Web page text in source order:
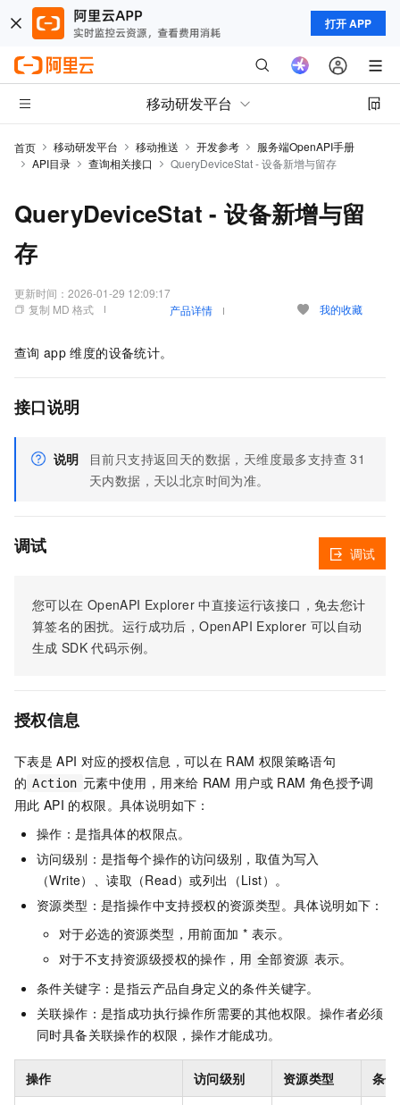
打开 APP
移动研发平台
首页 移动研发平台 移动推送 开发参考
服务端OpenAPI手册
API目录
查询相关接口 QueryDeviceStat - 设备新增与留存
QueryDeviceStat - 设备新增与留
存
更新时间： 2026-01-29 12:09:17
复制 MD 格式
产品详情 我的收藏
查询 app 维度的设备统计。
接口说明
说明
目前只支持返回天的数据，天维度最多支持查 31
天内数据，天以北京时间为准。
调试
您可以在 OpenAPI Explorer 中直接运行该接口，免去您计
算签名的困扰。运行成功后，OpenAPI Explorer 可以自动
生成 SDK 代码示例。
调试
授权信息
下表是 API 对应的授权信息，可以在 RAM 权限策略语句
的 Action 元素中使用，用来给 RAM 用户或 RAM 角色授予调
用此 API 的权限。具体说明如下：
操作：是指具体的权限点。
访问级别：是指每个操作的访问级别，取值为写入
（Write）、读取（Read）或列出（List）。
资源类型：是指操作中支持授权的资源类型。具体说明如下：
对于必选的资源类型，用前面加 * 表示。
对于不支持资源级授权的操作，用 全部资源 表示。
条件关键字：是指云产品自身定义的条件关键字。
关联操作：是指成功执行操作所需要的其他权限。操作者必须
同时具备关联操作的权限，操作才能成功。
操作 访问级别 资源类型 条